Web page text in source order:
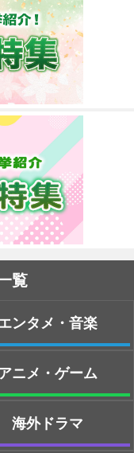
覧
ンタメ・音楽
ニメ・ゲーム
海外ドラマ